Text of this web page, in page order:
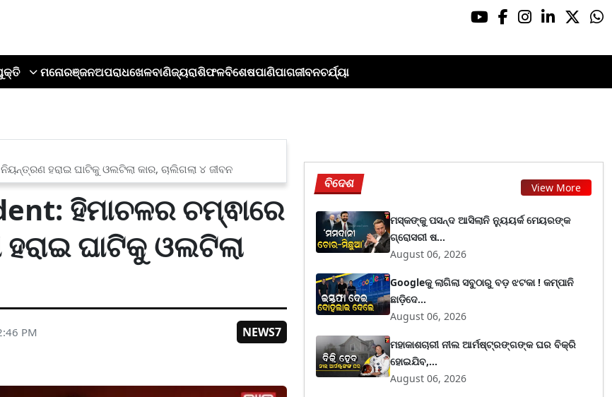
ମନୋରଞ୍ଜନଅପରାଧଖେଳବାଣିଜ୍ୟରାଶିଫଳବିଶେଷପାଣିପାଗଜୀବନଚର୍ଯ୍ୟା
ହରାଇ ଘାଟିକୁ ଓଲଟିଲା କାର, ଚାଲିଗଲା ୪ ଜୀବନ
ହିମାଚଳର ଚମ୍ଵାରେ
ଘାଟିକୁ ଓଲଟିଲା
PM
NEWS7
ବିଦେଶ View More
ମସ୍କଙ୍କୁ ପସନ୍ଦ ଆସିଲାନି ନ୍ୟୁୟର୍କ ମେୟରଙ୍କ
ଗ୍ରୋସରୀ ଷ...
August 06, 2026
Googleକୁ ଲାଗିଲା ସବୁଠାରୁ ବଡ଼ ଝଟକା ! କମ୍ପାନି
ଛାଡ଼ିଦେ...
August 06, 2026
ମହାକାଶଚାରୀ ନୀଲ ଆର୍ମଷ୍ଟ୍ରଙ୍ଗଙ୍କ ଘର ବିକ୍ରି
ହୋଇଯିବ,...
August 06, 2026